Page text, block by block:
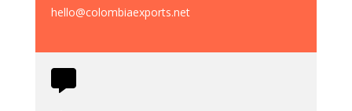
hello@colombiaexports.net
